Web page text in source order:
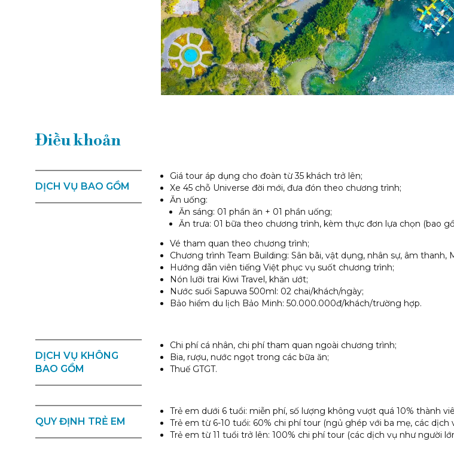
Điều khoản
DỊCH VỤ BAO GỒM
Giá tour áp dụng cho đoàn từ 35 khách trở lên;
Xe 45 chỗ Universe đời mới, đưa đón theo chương trình;
Ăn uống:
Ăn sáng: 01 phần ăn + 01 phần uống;
Ăn trưa: 01 bữa theo chương trình, kèm thực đơn lựa chọn (bao
Vé tham quan theo chương trình;
Chương trình Team Building: Sân bãi, vật dụng, nhân sự, âm thanh,
Hướng dẫn viên tiếng Việt phục vụ suốt chương trình;
Nón lưỡi trai Kiwi Travel, khăn ướt;
Nước suối Sapuwa 500ml: 02 chai/khách/ngày;
Bảo hiểm du lịch Bảo Minh: 50.000.000đ/khách/trường hợp.
DỊCH VỤ KHÔNG
BAO GỒM
Chi phí cá nhân, chi phí tham quan ngoài chương trình;
Bia, rượu, nước ngọt trong các bữa ăn;
Thuế GTGT.
QUY ĐỊNH TRẺ EM
Trẻ em dưới 6 tuổi: miễn phí, số lượng không vượt quá 10% thành
Trẻ em từ 6-10 tuổi: 60% chi phí tour (ngủ ghép với ba mẹ, các dịch
Trẻ em từ 11 tuổi trở lên: 100% chi phí tour (các dịch vụ như người